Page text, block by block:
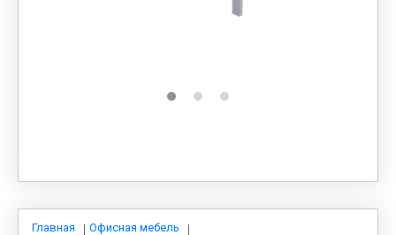
СИСТЕМЫ ХРАНЕНИЯ
МЕБЕЛЬ ДЛЯ ДОМА
Главная
Офисная мебель